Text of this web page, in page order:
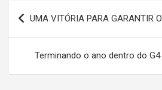
Navegação
de
Post
UMA VITÓRIA PARA GARANTIR
Terminando o ano dentro do